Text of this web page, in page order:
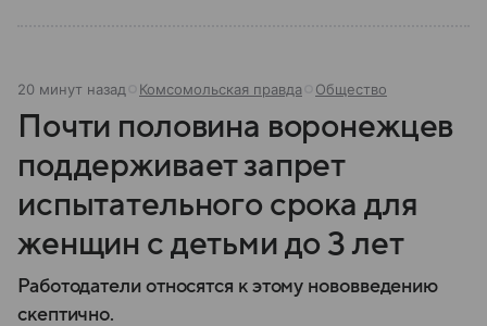
20 минут назад Комсомольская правда Общество
Почти половина воронежцев
поддерживает запрет
испытательного срока для
женщин с детьми до 3 лет
Работодатели относятся к этому нововведению
скептично.